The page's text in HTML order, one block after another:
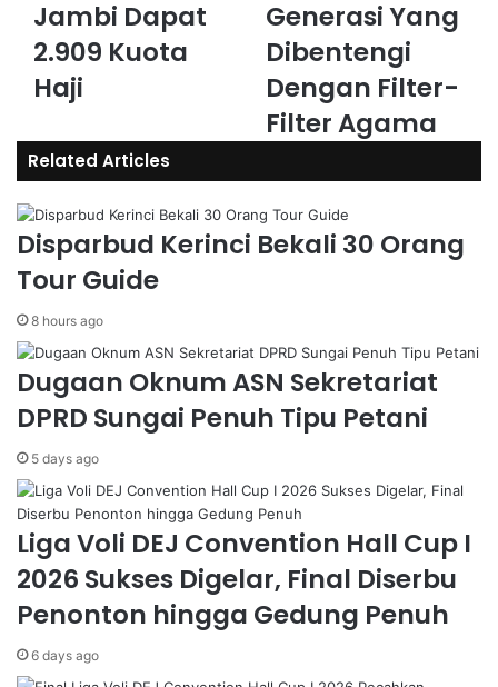
Jambi Dapat
2.909 Kuota
Haji
Generasi Yang
Dibentengi
Dengan Filter-
Filter Agama
Related Articles
Disparbud Kerinci Bekali 30 Orang
Tour Guide
8 hours ago
Dugaan Oknum ASN Sekretariat
DPRD Sungai Penuh Tipu Petani
5 days ago
Liga Voli DEJ Convention Hall Cup I
2026 Sukses Digelar, Final Diserbu
Penonton hingga Gedung Penuh
6 days ago